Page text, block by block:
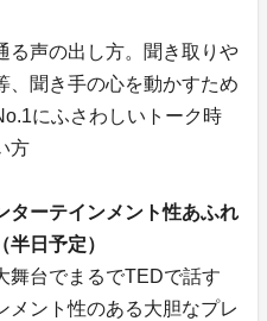
る声の出し方。聞き取りや
、聞き手の心を動かすため
にふさわしいトーク時
方
ターテインメント性あふれ
日予定）
舞台でまるでTEDで話す
メント性のある大胆なプレ